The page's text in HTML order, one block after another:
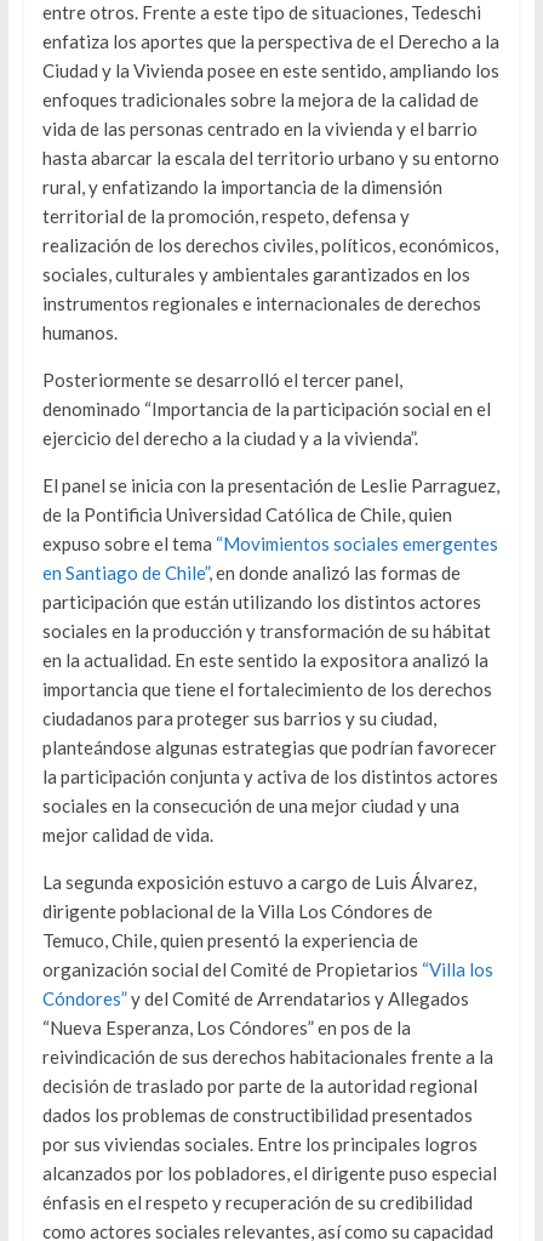
entre otros. Frente a este tipo de situaciones, Tedeschi
enfatiza los aportes que la perspectiva de el Derecho a la
Ciudad y la Vivienda posee en este sentido, ampliando los
enfoques tradicionales sobre la mejora de la calidad de
vida de las personas centrado en la vivienda y el barrio
hasta abarcar la escala del territorio urbano y su entorno
rural, y enfatizando la importancia de la dimensión
territorial de la promoción, respeto, defensa y
realización de los derechos civiles, políticos, económicos,
sociales, culturales y ambientales garantizados en los
instrumentos regionales e internacionales de derechos
humanos.
Posteriormente se desarrolló el tercer panel,
denominado “Importancia de la participación social en el
ejercicio del derecho a la ciudad y a la vivienda”.
El panel se inicia con la presentación de Leslie Parraguez,
de la Pontificia Universidad Católica de Chile, quien
expuso sobre el tema “Movimientos sociales emergentes
en Santiago de Chile”, en donde analizó las formas de
participación que están utilizando los distintos actores
sociales en la producción y transformación de su hábitat
en la actualidad. En este sentido la expositora analizó la
importancia que tiene el fortalecimiento de los derechos
ciudadanos para proteger sus barrios y su ciudad,
planteándose algunas estrategias que podrían favorecer
la participación conjunta y activa de los distintos actores
sociales en la consecución de una mejor ciudad y una
mejor calidad de vida.
La segunda exposición estuvo a cargo de Luis Álvarez,
dirigente poblacional de la Villa Los Cóndores de
Temuco, Chile, quien presentó la experiencia de
organización social del Comité de Propietarios “Villa los
Cóndores”y del Comité de Arrendatarios y Allegados
“Nueva Esperanza, Los Cóndores” en pos de la
reivindicación de sus derechos habitacionales frente a la
decisión de traslado por parte de la autoridad regional
dados los problemas de constructibilidad presentados
por sus viviendas sociales. Entre los principales logros
alcanzados por los pobladores, el dirigente puso especial
énfasis en el respeto y recuperación de su credibilidad
como actores sociales relevantes, así como su capacidad